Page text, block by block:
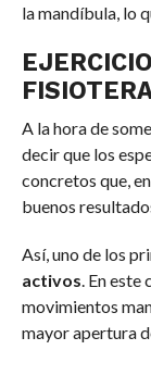
la mandíbula, lo
A la hora de
decir que los
concretos que,
buenos
Así, uno de los
activos . En
movimientos
mayor apertura